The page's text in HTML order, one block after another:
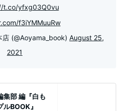
t.co/yfxg03Q0vu
f3iYMMuuRw
(@Aoyama_book) August 25,
2021
集部 編『白も
BOOK』